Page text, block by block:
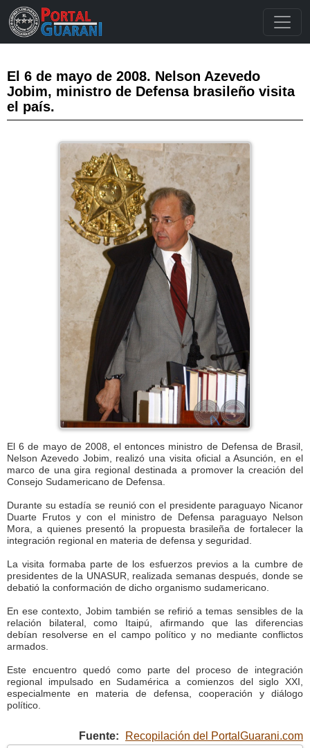
El 6 de mayo de 2008. Nelson Azevedo
Jobim, ministro de Defensa brasileño visita
el país.
El 6 de mayo de 2008, el entonces ministro de Defensa de Brasil,
Nelson Azevedo Jobim, realizó una visita oficial a Asunción, en el
marco de una gira regional destinada a promover la creación del
Consejo Sudamericano de Defensa.
Durante su estadía se reunió con el presidente paraguayo Nicanor
Duarte Frutos y con el ministro de Defensa paraguayo Nelson
Mora, a quienes presentó la propuesta brasileña de fortalecer la
integración regional en materia de defensa y seguridad.
La visita formaba parte de los esfuerzos previos a la cumbre de
presidentes de la UNASUR, realizada semanas después, donde se
debatió la conformación de dicho organismo sudamericano.
En ese contexto, Jobim también se refirió a temas sensibles de la
relación bilateral, como Itaipú, afirmando que las diferencias
debían resolverse en el campo político y no mediante conflictos
armados.
Este encuentro quedó como parte del proceso de integración
regional impulsado en Sudamérica a comienzos del siglo XXI,
especialmente en materia de defensa, cooperación y diálogo
político.
Fuente: Recopilación del PortalGuarani.com